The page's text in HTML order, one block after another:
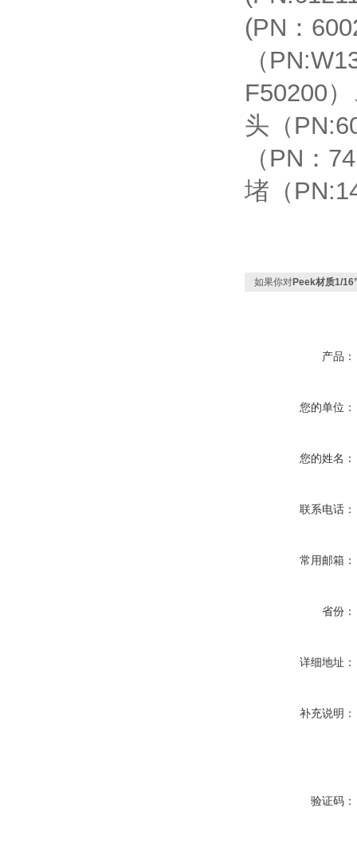
(PN ：
（
F50200
头（
（ PN ：
堵（
如果你对Peek材质1/
产品：
您的单位：
您的姓名：
联系电话：
常用邮箱：
省份：
详细地址：
补充说明：
验证码：